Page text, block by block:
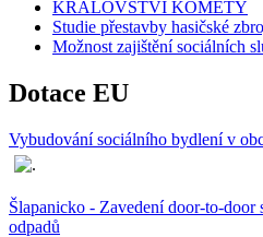
KRÁLOVSTVÍ KOMETY
Studie přestavby hasičské
Možnost zajištění sociálních
Dotace EU
Vybudování sociálního bydlení v
Šlapanicko - Zavedení door-to-door
odpadů